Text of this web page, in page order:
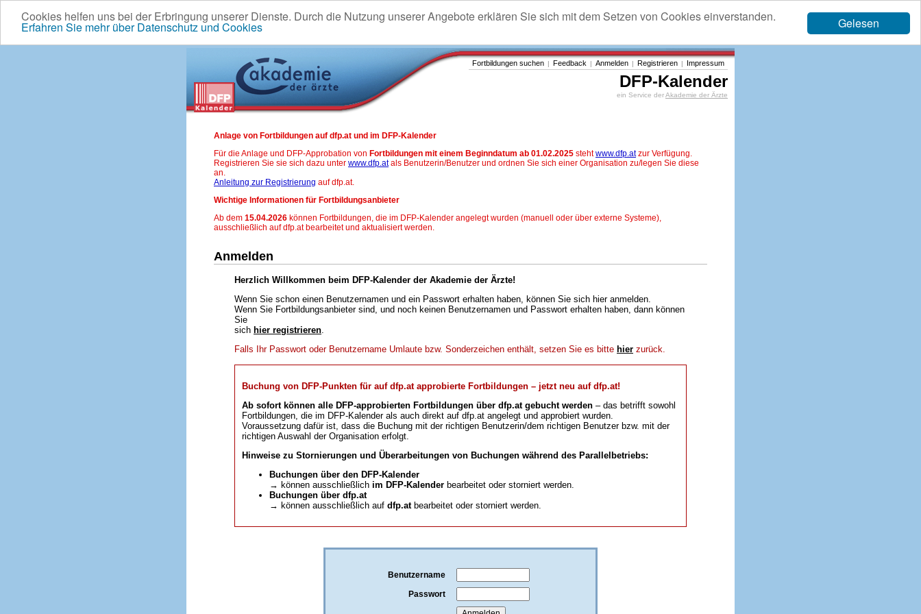
Gelesen
Cookies helfen uns bei der Erbringung unserer Dienste. Durch die Nutzung unserer Angebote erklären Sie sich mit dem Setzen von Cookies einverstanden.
Erfahren Sie mehr über Datenschutz und Cookies
Fortbildungen suchen | Feedback | Anmelden | Registrieren | Impressum
DFP-Kalender
ein Service derAkademie der Ärzte
Anlage von Fortbildungen auf dfp.at und im DFP-Kalender
Für die Anlage und DFP-Approbation von Fortbildungen mit einem Beginndatum ab 01.02.2025 stehtwww.dfp.atzur Verfügung.
Registrieren Sie sie sich dazu unter www.dfp.atals Benutzerin/Benutzer und ordnen Sie sich einer Organisation zu/legen Sie diese
an.
Anleitung zur Registrierung auf dfp.at.
Wichtige Informationen für Fortbildungsanbieter
Ab dem 15.04.2026 können Fortbildungen, die im DFP-Kalender angelegt wurden (manuell oder über externe Systeme),
ausschließlich auf dfp.at bearbeitet und aktualisiert werden.
Anmelden
Herzlich Willkommen beim DFP-Kalender der Akademie der Ärzte!
Wenn Sie schon einen Benutzernamen und ein Passwort erhalten haben, können Sie sich hier anmelden.
Wenn Sie Fortbildungsanbieter sind, und noch keinen Benutzernamen und Passwort erhalten haben, dann können
Sie
sich hier registrieren.
Falls Ihr Passwort oder Benutzername Umlaute bzw. Sonderzeichen enthält, setzen Sie es bitte hier zurück.
Buchung von DFP-Punkten für auf dfp.at approbierte Fortbildungen – jetzt neu auf dfp.at!
Ab sofort können alle DFP-approbierten Fortbildungen über dfp.at gebucht werden – das betrifft sowohl
Fortbildungen, die im DFP-Kalender als auch direkt auf dfp.at angelegt und approbiert wurden.
Voraussetzung dafür ist, dass die Buchung mit der richtigen Benutzerin/dem richtigen Benutzer bzw. mit der
richtigen Auswahl der Organisation erfolgt.
Hinweise zu Stornierungen und Überarbeitungen von Buchungen während des Parallelbetriebs:
Buchungen über den DFP-Kalender
→ können ausschließlich im DFP-Kalender bearbeitet oder storniert werden.
Buchungen über dfp.at
→ können ausschließlich auf dfp.atbearbeitet oder storniert werden.
Benutzername
Passwort